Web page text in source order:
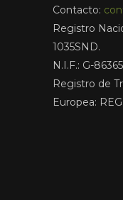
Contacto:
Registro
1035SND.
N.I.F.: G-
Registro de
Europea: